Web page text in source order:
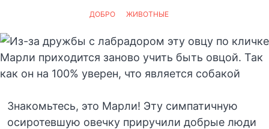
ДОБРО ЖИВОТНЫЕ
Знакомьтесь, это Марли! Эту симпатичную
осиротевшую овечку приручили добрые люди